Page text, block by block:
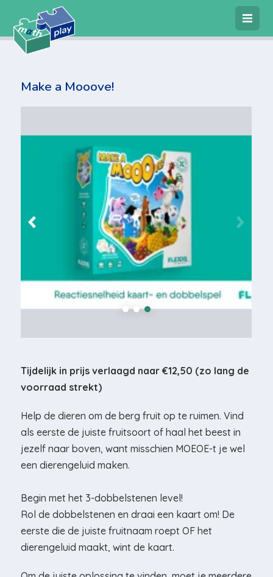
Make a Mooove!
Tijdelijk in prijs verlaagd naar €12,50 (zo lang de
voorraad strekt)
Help de dieren om de berg fruit op te ruimen. Vind
als eerste de juiste fruitsoort of haal het beest in
jezelf naar boven, want misschien MOEOE-t je wel
een dierengeluid maken.
Begin met het 3-dobbelstenen level!
Rol de dobbelstenen en draai een kaart om! De
eerste die de juiste fruitnaam roept OF het
dierengeluid maakt, wint de kaart.
artikelen
€ 1234,68